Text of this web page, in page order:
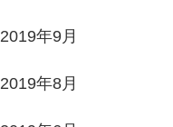
2019年9月
2019年8月